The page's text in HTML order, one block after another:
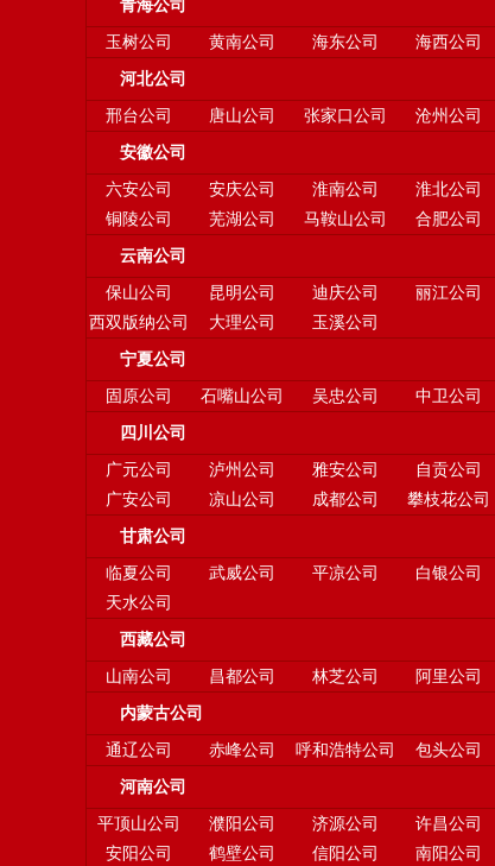
青海公司
玉树公司 黄南公司 海东公司 海西公司
河北公司
邢台公司 唐山公司 张家口公司 沧州公司
安徽公司
六安公司 安庆公司 淮南公司 淮北公司
铜陵公司
芜湖公司 马鞍山公司 合肥公司
云南公司
保山公司 昆明公司 迪庆公司 丽江公司
西双版纳公司
大理公司 玉溪公司
宁夏公司
固原公司 石嘴山公司 吴忠公司 中卫公司
四川公司
广元公司 泸州公司 雅安公司 自贡公司
广安公司
凉山公司 成都公司 攀枝花公司
甘肃公司
临夏公司 武威公司 平凉公司 白银公司
天水公司
西藏公司
山南公司 昌都公司 林芝公司 阿里公司
内蒙古公司
通辽公司 赤峰公司 呼和浩特公司 包头公司
河南公司
平顶山公司 濮阳公司 济源公司 许昌公司
安阳公司
鹤壁公司 信阳公司 南阳公司